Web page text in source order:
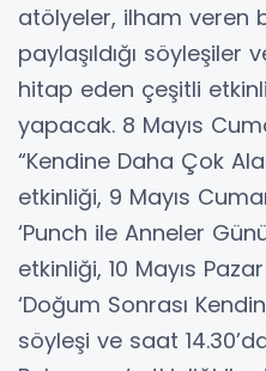
atölyeler, ilham veren
paylaşıldığı söyleşiler
hitap eden çeşitli
yapacak. 8 Mayıs
“Kendine Daha Çok
etkinliği, 9 Mayıs
‘Punch ile Anneler
etkinliği, 10 Mayıs
‘Doğum Sonrası
söyleşi ve saat